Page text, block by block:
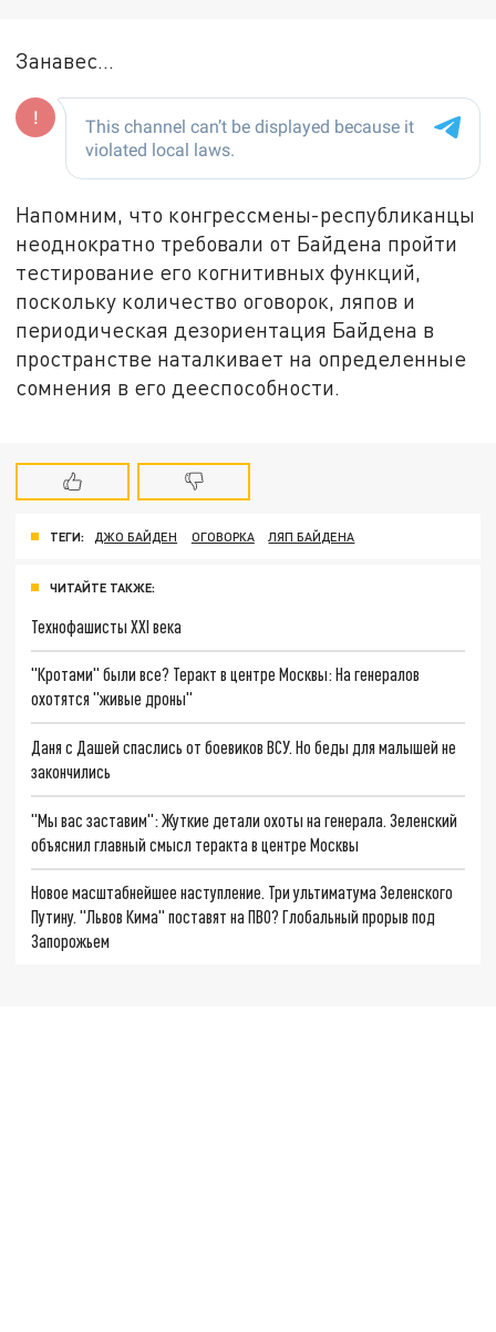
Занавес...
Напомним, что конгрессмены-республиканцы
неоднократно требовали от Байдена пройти
тестирование его когнитивных функций,
поскольку количество оговорок, ляпов и
периодическая дезориентация Байдена в
пространстве наталкивает на определенные
сомнения в его дееспособности.
ТЕГИ: ДЖО БАЙДЕН ОГОВОРКА ЛЯП БАЙДЕНА
ЧИТАЙТЕ ТАКЖЕ:
Технофашисты XXI века
"Кротами" были все? Теракт в центре Москвы: На генералов
охотятся "живые дроны"
Даня с Дашей спаслись от боевиков ВСУ. Но беды для малышей не
закончились
"Мы вас заставим": Жуткие детали охоты на генерала. Зеленский
объяснил главный смысл теракта в центре Москвы
Новое масштабнейшее наступление. Три ультиматума Зеленского
Путину. "Львов Кима" поставят на ПВО? Глобальный прорыв под
Запорожьем